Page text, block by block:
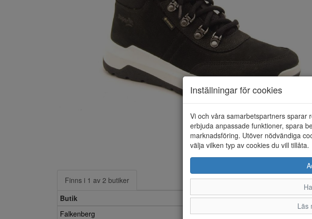
Finns i 1 av 2 butiker
Butik
32 33
Falkenberg
Inställningar för cookies
Vi och våra samarbetspartners sparar
erbjuda anpassade funktioner, spara
marknadsföring. Utöver nödvändiga
välja vilken typ av cookies du vill tillåta.
Läs